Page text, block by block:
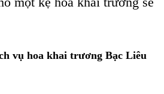
vụ hoa khai trương Bạc Liêu